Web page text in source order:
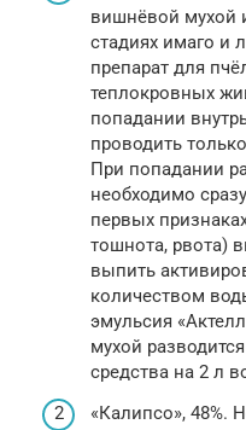
вишнёвой мухой
стадиях имаго и
препарат для
теплокровных
попадании
проводить
При попадании
необходимо
первых
тошнота, рвота)
выпить
количеством
эмульсия
мухой
средства на 2 л
«Калипсо», 48%.